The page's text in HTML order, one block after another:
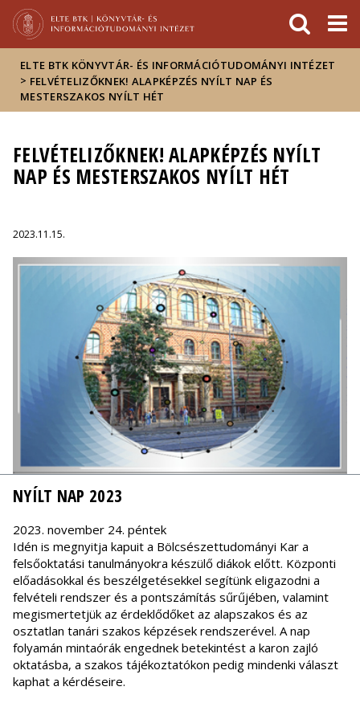
Hírek
Események
ELTE a
sajtóban
ELTE BTK KÖNYVTÁR- ÉS INFORMÁCIÓTUDOMÁNYI INTÉZET
> FELVÉTELIZŐKNEK! ALAPKÉPZÉS NYÍLT NAP ÉS
MESTERSZAKOS NYÍLT HÉT
FELVÉTELIZŐKNEK! ALAPKÉPZÉS NYÍLT
NAP ÉS MESTERSZAKOS NYÍLT HÉT
2023.11.15.
NYÍLT NAP 2023
2023. november 24. péntek
Idén is megnyitja kapuit a Bölcsészettudományi Kar a
felsőoktatási tanulmányokra készülő diákok előtt. Központi
előadásokkal és beszélgetésekkel segítünk eligazodni a
felvételi rendszer és a pontszámítás sűrűjében, valamint
megismertetjük az érdeklődőket az alapszakos és az
osztatlan tanári szakos képzések rendszerével. A nap
folyamán mintaórák engednek betekintést a karon zajló
oktatásba, a szakos tájékoztatókon pedig mindenki választ
kaphat a kérdéseire.